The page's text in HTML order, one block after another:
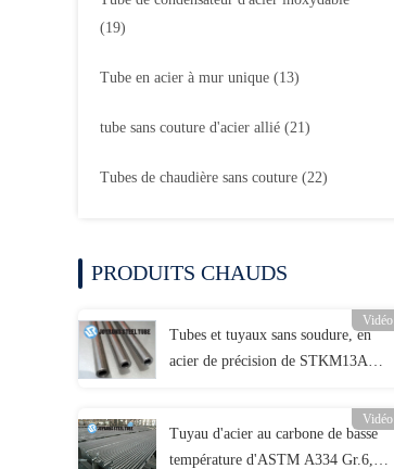
(19)
Tube en acier à mur unique (13)
tube sans couture d'acier allié (21)
Tubes de chaudière sans couture (22)
PRODUITS CHAUDS
Vidéo
Tubes et tuyaux sans soudure, en
acier de précision de STKM13A
d'acier sans couture de carbone de
75*3.5MM
Vidéo
Tuyau d'acier au carbone de basse
température d'ASTM A334 Gr.6,